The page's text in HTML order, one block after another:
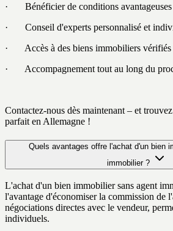
· Bénéficier de conditions avantageuses
· Conseil d'experts personnalisé et
· Accès à des biens immobiliers vérifiés
· Accompagnement tout au long du
Contactez-nous dès maintenant – et
parfait en Allemagne !
Quels avantages offre l'achat d'un bien
immobilier ?
L'achat d'un bien immobilier sans agent
l'avantage d'économiser la commission de
négociations directes avec le vendeur,
individuels.